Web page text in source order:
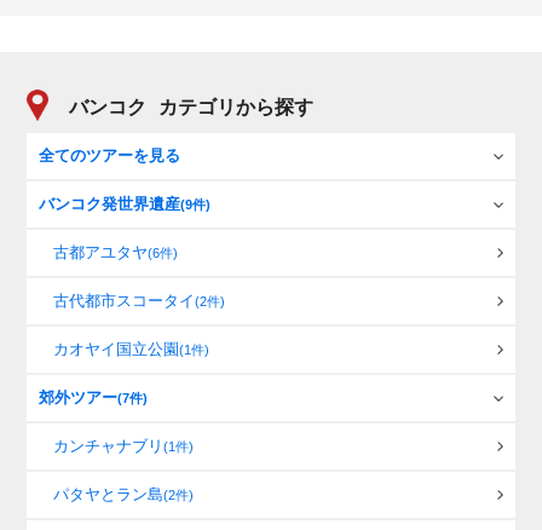
バンコク カテゴリから探す
全てのツアーを見る
バンコク発世界遺産(9件)
古都アユタヤ(6件)
古代都市スコータイ(2件)
カオヤイ国立公園(1件)
郊外ツアー(7件)
カンチャナブリ(1件)
パタヤとラン島(2件)